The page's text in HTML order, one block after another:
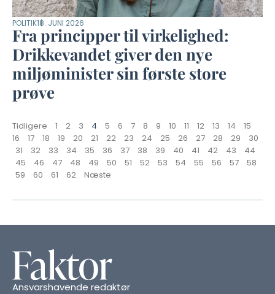
POLITIK18. JUNI 2026
Fra principper til virkelighed:
Drikkevandet giver den nye
miljøminister sin første store
prøve
Tidligere 1 2 3 4 5 6 7 8 9 10 11 12 13 14
15
16
17 18 19 20 21 22 23 24 25 26 27 28 29
30
31
32 33 34 35 36 37 38 39 40 41 42 43
44
45
46 47 48 49 50 51 52 53 54 55 56 57
58
59
60 61 62 Næste
Ansvarshavende redaktør